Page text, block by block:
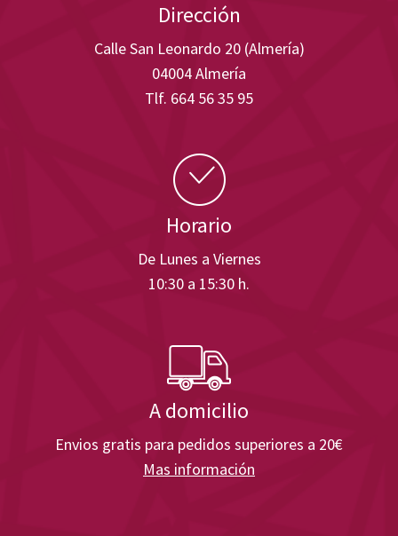
Dirección
Calle San Leonardo 20 (Almería)
04004 Almería
Tlf. 664 56 35 95
Horario
De Lunes a Viernes
10:30 a 15:30 h.
A domicilio
Envios gratis para pedidos superiores a 20€
Mas información